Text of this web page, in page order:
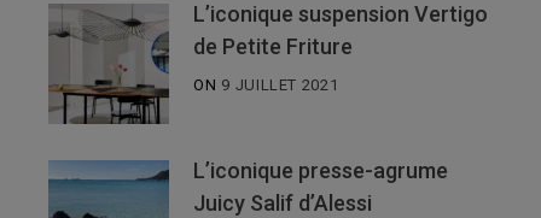
L’iconique suspension Vertigo
de Petite Friture
ON 9 JUILLET 2021
L’iconique presse-agrume
Juicy Salif d’Alessi